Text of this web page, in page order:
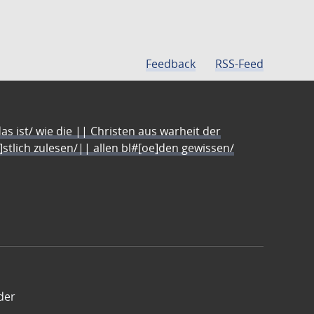
Feedback RSS-Feed
ist/ wie die || Christen aus warheit der
zulesen/|| allen bl#[oe]den gewissen/